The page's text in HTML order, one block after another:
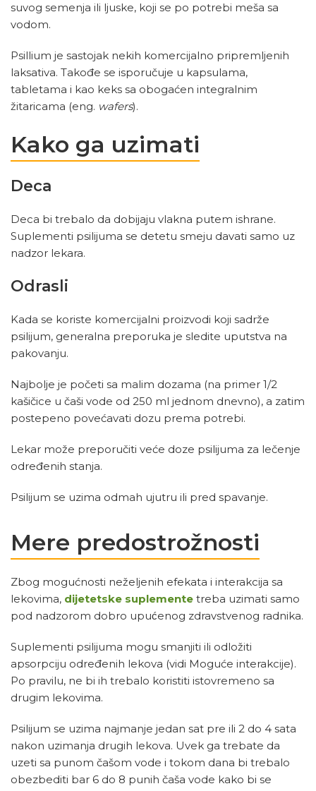
suvog semenja ili ljuske, koji se po potrebi meša sa
vodom.
Psillium je sastojak nekih komercijalno pripremljenih
laksativa. Takođe se isporučuje u kapsulama,
tabletama i kao keks sa obogaćen integralnim
žitaricama (eng. wafers).
Kako ga uzimati
Deca
Deca bi trebalo da dobijaju vlakna putem ishrane.
Suplementi psilijuma se detetu smeju davati samo uz
nadzor lekara.
Odrasli
Kada se koriste komercijalni proizvodi koji sadrže
psilijum, generalna preporuka je sledite uputstva na
pakovanju.
Najbolje je početi sa malim dozama (na primer 1/2
kašičice u čaši vode od 250 ml jednom dnevno), a zatim
postepeno povećavati dozu prema potrebi.
Lekar može preporučiti veće doze psilijuma za lečenje
određenih stanja.
Psilijum se uzima odmah ujutru ili pred spavanje.
Mere predostrožnosti
Zbog mogućnosti neželjenih efekata i interakcija sa
lekovima, dijetetske suplemente treba uzimati samo
pod nadzorom dobro upućenog zdravstvenog radnika.
Suplementi psilijuma mogu smanjiti ili odložiti
apsorpciju određenih lekova (vidi Moguće interakcije).
Po pravilu, ne bi ih trebalo koristiti istovremeno sa
drugim lekovima.
Psilijum se uzima najmanje jedan sat pre ili 2 do 4 sata
nakon uzimanja drugih lekova. Uvek ga trebate da
uzeti sa punom čašom vode i tokom dana bi trebalo
obezbediti bar 6 do 8 punih čaša vode kako bi se